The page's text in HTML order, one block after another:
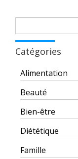
Catégories
Alimentation
Beauté
Bien-être
Diététique
Famille